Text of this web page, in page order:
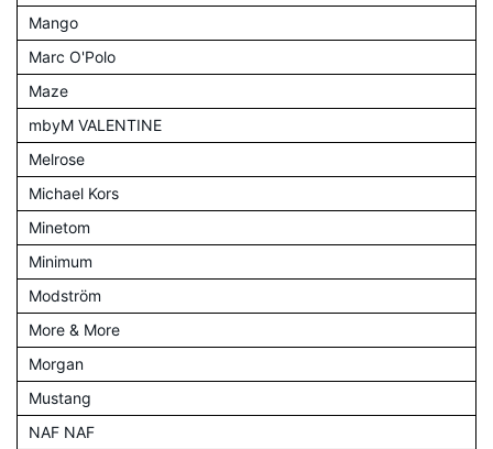
Mango
Marc O'Polo
Maze
mbyM VALENTINE
Melrose
Michael Kors
Minetom
Minimum
Modström
More & More
Morgan
Mustang
NAF NAF